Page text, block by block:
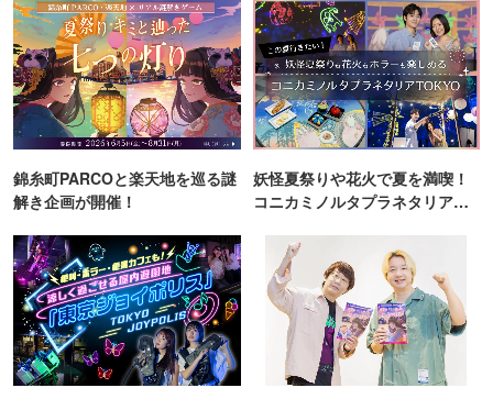
錦糸町PARCOと楽天地を巡る謎
解き企画が開催！
妖怪夏祭りや花火で夏を満喫！
コニカミノルタプラネタリア